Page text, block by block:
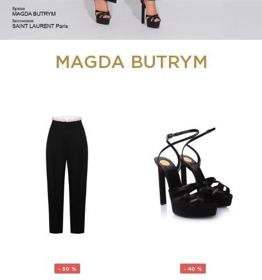
MAGDA BUTRYM
- 30 % - 40 %